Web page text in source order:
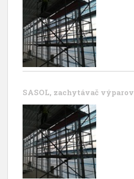
SASOL, zachytávač výparov